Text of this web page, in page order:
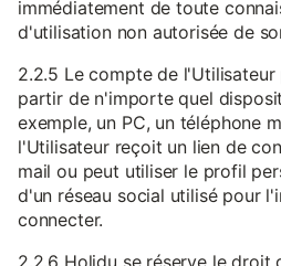
immédiatement de toute
d'utilisation non autorisée de
2.2.5 Le compte de
partir de n'importe quel
exemple, un PC, un téléphone
l'Utilisateur reçoit un lien de
mail ou peut utiliser le profil
d'un réseau social utilisé pour
connecter.